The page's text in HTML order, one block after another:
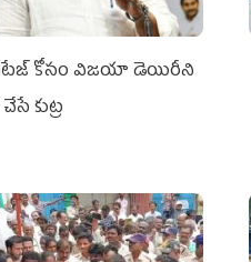
కోసం విజయా డెయిరీని
కుట్ర‌